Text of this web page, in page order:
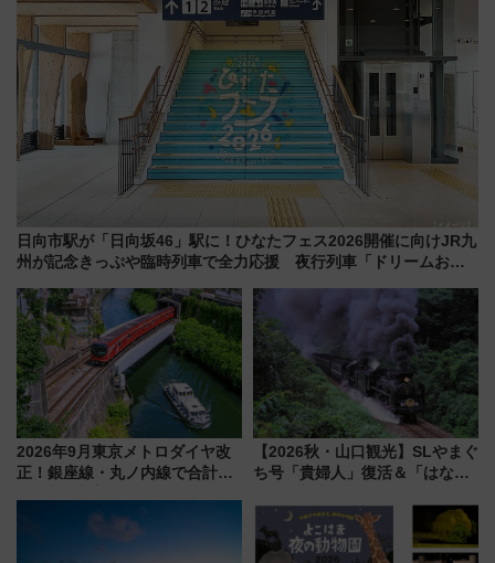
日向市駅が「日向坂46」駅に！ひなたフェス2026開催に向けJR九
州が記念きっぷや臨時列車で全力応援 夜行列車「ドリームおひ
2026年9月東京メトロダイヤ改
正！銀座線・丸ノ内線で合計
【2026秋・山口観光】SLやまぐ
ち号「貴婦人」復活＆「はなあ
注目観光列車まとめ きっぷの取
り方は？